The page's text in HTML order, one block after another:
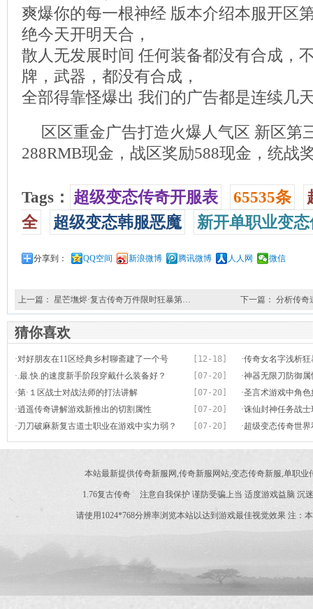
爽爆你的每一根神经 版本介绍本服开区
绝今天开明天合，
散人无发展时间 任何装备都没有合成，
牌，武器，都没有合成，
全部得靠怪爆出 我们的广告都是连续几
区区重金广告打造火爆人气区 新区第
288RMB现金，战区奖励588现金，统战
Tags： 超级变态传奇开服表 65535条
全
超级变态韩服恶魔 新开单职业变
分享到： QQ空间 新浪微博 腾讯微博 人人网 微信
上一篇： 星芒墲烬·复古传奇万件限时狂暴第… 下一篇： 分析传奇
猜你喜欢
[12-18]
·对好朋友在11区经典乡村聊斋建了一个号 ·传奇女名字浅析
[07-20]
·.最.快.的速度新手阶段穿戴什么装备好？ ·神器无限刀防御
[07-20]
·第·１区战士对战法师的打法讲解 ·圣言术游戏中角
[07-20]
·逍遥传奇讲解游戏新推出的切割属性 ·诛仙封神任务战
[07-20]
·刀刀破麻新复古道士职业在游戏中实力弱？ ·超级变态传奇世
害
本站最新提供传奇新服网,传奇新服网站,变态传奇新服,单职
1.76复古传奇 注意自我保护 谨防受骗上当 适度游戏益脑 沉
请使用1024*768分辨率浏览本站以达到游戏最佳视觉效果 注